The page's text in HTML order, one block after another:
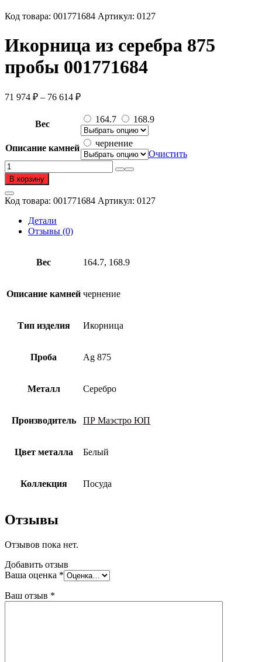
Код товара: 001771684 Артикул: 0127
Икорница из серебра 875
пробы 001771684
71 974 ₽ – 76 614 ₽Диапазон
71
974 ₽
–
76
614 ₽
Вес 164.7 168.9
Описание камней
чернение
Очистить
Количество
товара
Икорница
из
серебра
пробы
В корзину
Код товара: 001771684 Артикул: 0127
Детали
Отзывы (0)
Вес 164.7, 168.9
Описание камней чернение
Тип изделия Икорница
Проба Ag 875
Металл Серебро
Производитель ПР Маэстро ЮП
Цвет металла Белый
Коллекция Посуда
Отзывы
Отзывов пока нет.
Добавить отзыв
Ваша оценка *
Ваш отзыв *